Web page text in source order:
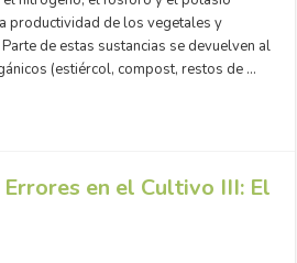
productividad de los vegetales y
de estas sustancias se devuelven al
(estiércol, compost, restos de …
en el Cultivo III: El